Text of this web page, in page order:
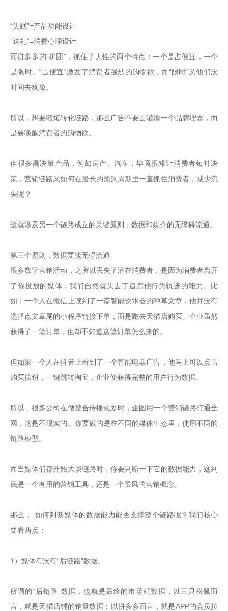
“失眠”=产品功能设计
“送礼”=消费心理设计
而拼多多的“拼团”，抓住了人性的两个特点：一个是占便宜，一个
是限时。“占便宜”激发了消费者强烈的购物欲，而“限时”又他们没
时间去犹豫。
所以，想要缩短转化链路，那么广告不要去灌输一个品牌理念，而
是要唤醒消费者的购物欲。
但很多高决策产品，例如房产、汽车，毕竟很难让消费者短时决
策，营销链路又如何在漫长的预购周期里一直抓住消费者，减少流
失呢？
这就涉及另一个链路成立的关键原则：数据和媒介的无障碍流通。
第三个原则，数据要能无碍流通
很多数字营销活动，之所以丢失了潜在消费者，是因为消费者离开
了你投放的媒体，我们自然就失去了追踪他行为轨迹的能力。比
如：一个人在微信上读到了一篇智能饮水器的种草文章，他并没有
选择点文章尾的小程序链接下单，而是跑去天猫店购买。企业虽然
获得了一笔订单，但却不知道这笔订单怎么来的。
但如果一个人在抖音上看到了一个智能电器广告，他马上可以点击
购买按钮，一键跳转淘宝，企业便获得完整的用户行为数据。
所以，很多公司在做整合传播规划时，企图用一个营销链路打通全
网，这是不现实的。你要做的是在不同的媒体生态里，使用不同的
链路模型。
而当媒体们都开始大谈链路时，你要判断一下它的数据能力，这到
底是一个有用的营销工具，还是一个跟风的营销概念。
那么， 如何判断媒体的数据能力能否支撑整个链路呢？我们核心
要看两点：
1）媒体有没有“后链路”数据。
所谓的“后链路”数据，也就是最终的市场端数据，以三只松鼠而
言，就是天猫店铺的销量数据；以拼多多而言，就是APP的会员拉